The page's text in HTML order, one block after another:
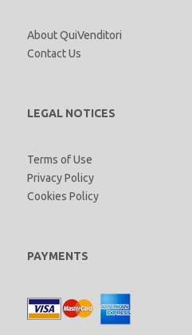
About QuiVenditori
Contact Us
LEGAL NOTICES
Terms of Use
Privacy Policy
Cookies Policy
PAYMENTS